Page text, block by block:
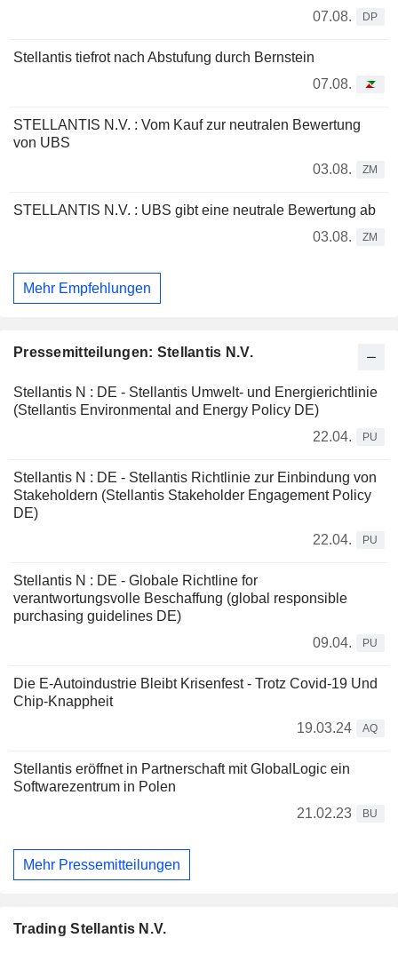
07.08. DP
Stellantis tiefrot nach Abstufung durch Bernstein
07.08.
STELLANTIS N.V. : Vom Kauf zur neutralen Bewertung
von UBS
03.08.
ZM
STELLANTIS N.V. : UBS gibt eine neutrale Bewertung ab
03.08.
ZM
Mehr Empfehlungen
Pressemitteilungen: Stellantis N.V.
Stellantis N : DE - Stellantis Umwelt- und Energierichtlinie
(Stellantis Environmental and Energy Policy DE)
22.04.
PU
Stellantis N : DE - Stellantis Richtlinie zur Einbindung von
Stakeholdern (Stellantis Stakeholder Engagement Policy
DE)
22.04.
PU
Stellantis N : DE - Globale Richtline for
verantwortungsvolle Beschaffung (global responsible
purchasing guidelines DE)
09.04.
PU
Die E-Autoindustrie Bleibt Krisenfest - Trotz Covid-19 Und
Chip-Knappheit
19.03.24
AQ
Stellantis eröffnet in Partnerschaft mit GlobalLogic ein
Softwarezentrum in Polen
21.02.23
BU
Mehr Pressemitteilungen
Trading Stellantis N.V.